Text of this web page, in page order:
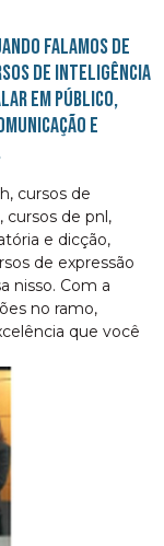
falamos de
de inteligência
em público,
e
cursos de
cursos de pnl,
e dicção,
de expressão
nisso. Com a
no ramo,
que você